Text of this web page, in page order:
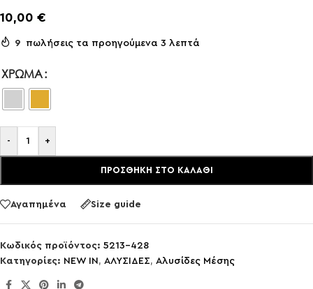
10,00 €
9 πωλήσεις τα προηγούμενα 3 λεπτά
ΧΡΏΜΑ
- +
ΠΡΟΣΘΉΚΗ ΣΤΟ ΚΑΛΆΘΙ
Αγαπημένα Size guide
Κωδικός προϊόντος: 5213-428
Κατηγορίες: NEW IN , ΑΛΥΣΙΔΕΣ, Αλυσίδες Μέσης